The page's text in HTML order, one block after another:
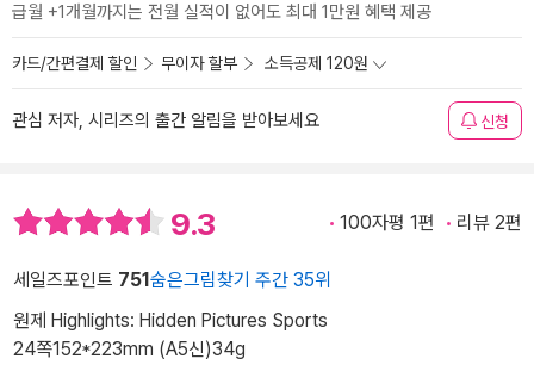
급월 +1개월까지는 전월 실적이 없어도 최대 1만원 혜택 제공
카드/간편결제 할인 무이자 할부 소득공제 120원
관심 저자, 시리즈의 출간 알림을 받아보세요 신청
9.3 100자평 1편 리뷰 2편
세일즈포인트 751 숨은그림찾기 주간 35위
원제 Highlights: Hidden Pictures Sports
24쪽152*223mm (A5신)34g